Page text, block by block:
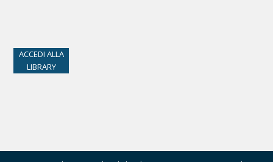
ACCEDI ALLA
LIBRARY